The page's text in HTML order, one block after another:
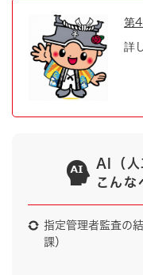
第
詳
AI（人
こんな
指定管理者監査の
課）